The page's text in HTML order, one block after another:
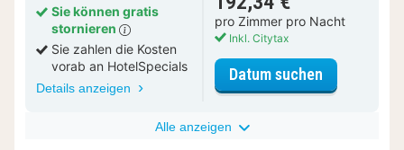
Sie können gratis
stornieren
Sie zahlen die Kosten
vorab an HotelSpecials
Details anzeigen
pro Zimmer pro Nacht
Inkl. Citytax
Datum suchen
Alle anzeigen